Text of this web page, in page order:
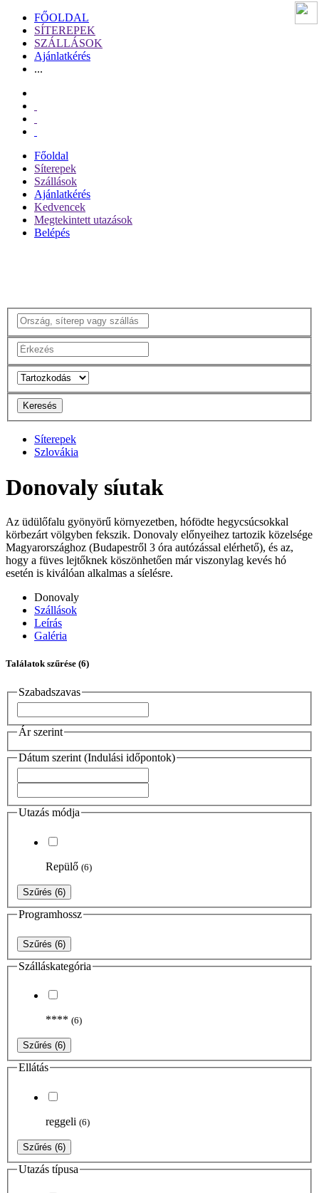
FŐOLDAL
SÍTEREPEK
SZÁLLÁSOK
Ajánlatkérés
...
Főoldal
Síterepek
Szállások
Ajánlatkérés
Kedvencek
Megtekintett utazások
Belépés
Keresés
Síterepek
Szlovákia
Donovaly síutak
Az üdülőfalu gyönyörű környezetben, hófödte hegycsúcsokkal
körbezárt völgyben fekszik. Donovaly előnyeihez tartozik közelsége
Magyarországhoz (Budapestről 3 óra autózással elérhető), és az,
hogy a füves lejtőknek köszönhetően már viszonylag kevés hó
esetén is kiválóan alkalmas a síelésre.
Donovaly
Szállások
Leírás
Galéria
Találatok szűrése (6)
Szabadszavas
Ár szerint
Dátum szerint (Indulási időpontok)
Utazás módja
Repülő (6)
Szűrés (6)
Programhossz
Szűrés (6)
Szálláskategória
**** (6)
Szűrés (6)
Ellátás
reggeli (6)
Szűrés (6)
Utazás típusa